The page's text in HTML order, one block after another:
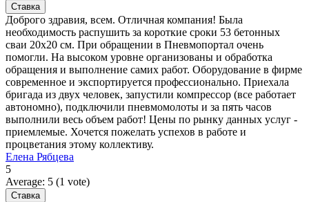
Доброго здравия, всем. Отличная компания! Была
необходимость распушить за короткие сроки 53 бетонных
сваи 20х20 см. При обращении в Пневмопортал очень
помогли. На высоком уровне организованы и обработка
обращения и выполнение самих работ. Оборудование в фирме
современное и экспортируется профессионально. Приехала
бригада из двух человек, запустили компрессор (все работает
автономно), подключили пневмомолоты и за пять часов
выполнили весь объем работ! Цены по рынку данных услуг -
приемлемые. Хочется пожелать успехов в работе и
процветания этому коллективу.
Елена Рябцева
5
Average: 5 (1 vote)